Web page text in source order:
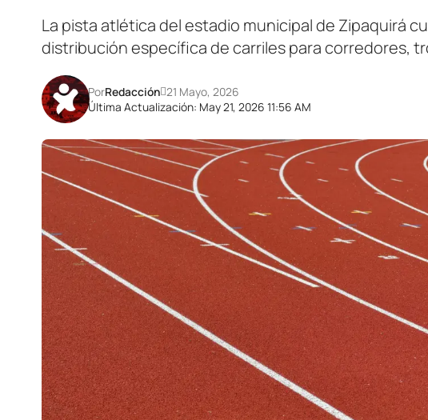
La pista atlética del estadio municipal de Zipaquirá
distribución específica de carriles para corredores,
Última Actualización: May 21, 2026 11:56 AM
PorRedacción 21 Mayo, 2026